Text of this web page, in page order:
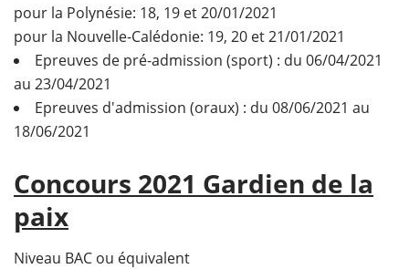
pour la Polynésie: 18, 19 et 20/01/2021
pour la Nouvelle-Calédonie: 19, 20 et 21/01/2021
Epreuves de pré-admission (sport) : du 06/04/2021
au 23/04/2021
Epreuves d'admission (oraux) : du 08/06/2021 au
18/06/2021
Concours 2021 Gardien de la
paix
Niveau BAC ou équivalent